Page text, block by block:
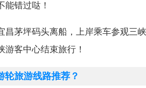
能错过哒！
昌茅坪码头离船，上岸乘车参观三
游客中心结束旅行！
轮旅游线路推荐？